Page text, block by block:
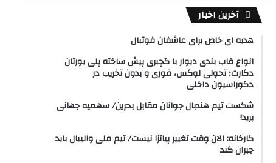
آخرین اخبار
هدیه ای خاص برای عاشفان فوتبال
انواع قاب بندی دیوار با گچبری پیش ساخته پلی یورتان
دکارت؛ تحولی لوکس، فوری و بدون تخریب در
دکوراسیون داخلی
شکست تیم هندبال جوانان مقابل بحرین/ سهمیه جهانی
پرید!
کارخانه: الان وقت تغییر پیاتزا نیست/ تیم ملی والیبال باید
جبران کند